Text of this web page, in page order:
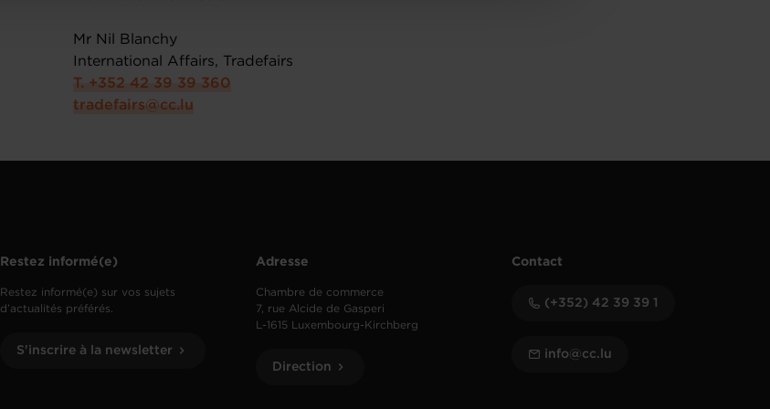
Mr Nil Blanchy
International Affairs, Tradefairs
T. +352 42 39 39 360
tradefairs@cc.lu
Restez informé(e)
Restez informé(e) sur vos sujets
d’actualités préférés.
S'inscrire à la newsletter
Adresse
Chambre de commerce
7, rue Alcide de Gasperi
L-1615 Luxembourg-Kirchberg
Direction
Contact
(+352) 42 39 39 1
info@cc.lu